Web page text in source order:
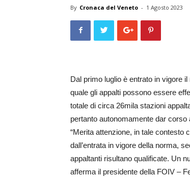
By Cronaca del Veneto - 1 Agosto 2023
Dal primo luglio è entrato in vigore
quale gli appalti possono essere
totale di circa 26mila stazioni
pertanto autonomamente dar
“Merita attenzione, in tale contesto
dall’entrata in vigore della norma,
appaltanti risultano qualificate. Un
afferma il presidente della FOIV –